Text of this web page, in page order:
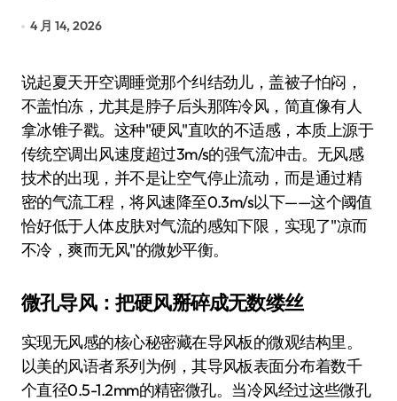
4 月 14, 2026
说起夏天开空调睡觉那个纠结劲儿，盖被子怕闷，
不盖怕冻，尤其是脖子后头那阵冷风，简直像有人
拿冰锥子戳。这种"硬风"直吹的不适感，本质上源于
传统空调出风速度超过3m/s的强气流冲击。无风感
技术的出现，并不是让空气停止流动，而是通过精
密的气流工程，将风速降至0.3m/s以下——这个阈值
恰好低于人体皮肤对气流的感知下限，实现了"凉而
不冷，爽而无风"的微妙平衡。
微孔导风：把硬风掰碎成无数缕丝
实现无风感的核心秘密藏在导风板的微观结构里。
以美的风语者系列为例，其导风板表面分布着数千
个直径0.5-1.2mm的精密微孔。当冷风经过这些微孔